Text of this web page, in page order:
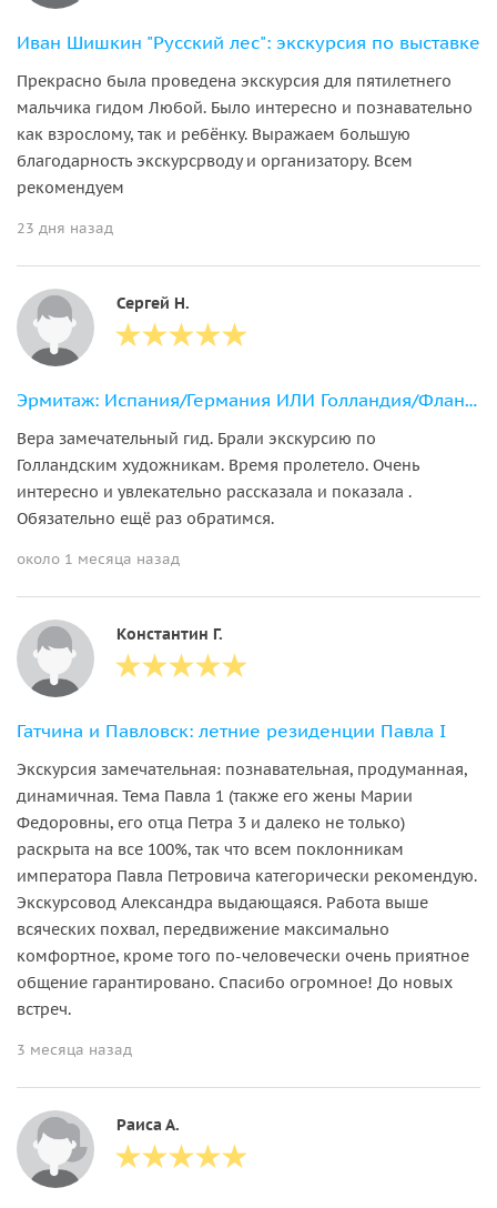
Иван Шишкин "Русский лес": экскурсия по выставке
Прекрасно была проведена экскурсия для пятилетнего
мальчика гидом Любой. Было интересно и познавательно
как взрослому, так и ребëнку. Выражаем большую
благодарность экскурсрводу и организатору. Всем
рекомендуем
23 дня назад
Сергей Н.
Эрмитаж: Испания/Германия ИЛИ Голландия/Фландрия
Вера замечательный гид. Брали экскурсию по
Голландским художникам. Время пролетело. Очень
интересно и увлекательно рассказала и показала .
Обязательно ещё раз обратимся.
около 1 месяца назад
Константин Г.
Гатчина и Павловск: летние резиденции Павла I
Экскурсия замечательная: познавательная, продуманная,
динамичная. Тема Павла 1 (также его жены Марии
Федоровны, его отца Петра 3 и далеко не только)
раскрыта на все 100%, так что всем поклонникам
императора Павла Петровича категорически рекомендую.
Экскурсовод Александра выдающаяся. Работа выше
всяческих похвал, передвижение максимально
комфортное, кроме того по-человечески очень приятное
общение гарантировано. Спасибо огромное! До новых
встреч.
3 месяца назад
Раиса А.